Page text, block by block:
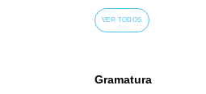
VER TODOS
Gramatura